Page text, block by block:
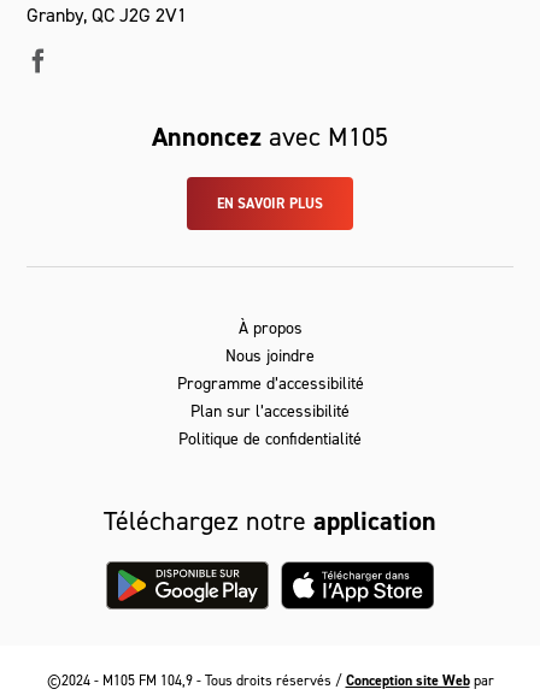
Granby, QC J2G 2V1
Annoncez avec M105
EN SAVOIR PLUS
À propos
Nous joindre
Programme d’accessibilité
Plan sur l’accessibilité
Politique de confidentialité
Téléchargez notre application
©2024 - M105 FM 104,9 - Tous droits réservés /Conception site Webpar